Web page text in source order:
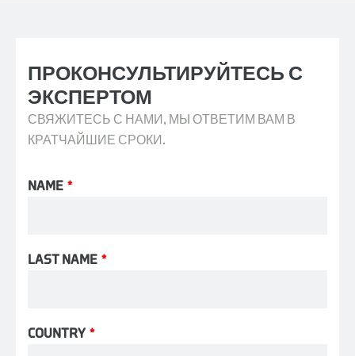
ПРОКОНСУЛЬТИРУЙТЕСЬ С
ЭКСПЕРТОМ
СВЯЖИТЕСЬ С НАМИ, МЫ ОТВЕТИМ ВАМ В
КРАТЧАЙШИЕ СРОКИ.
NAME *
LAST NAME *
COUNTRY *